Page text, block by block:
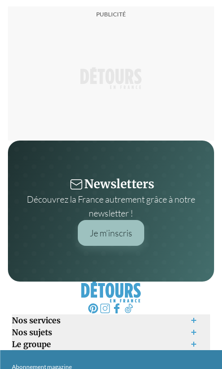
Newsletters
Découvrez la France autrement grâce à notre
newsletter !
Je m’inscris
Nos services
Nos sujets
Le groupe
Abonnement magazine